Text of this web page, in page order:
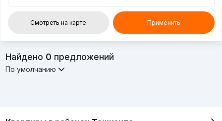
Смотреть на карте Применить
Найдено 0 предложений
По умолчанию